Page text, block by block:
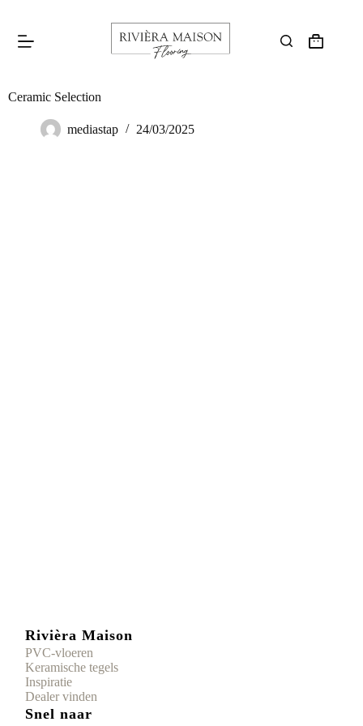
Ceramic Selection
mediastap 24/03/2025
Rivièra Maison
PVC-vloeren
Keramische tegels
Inspiratie
Dealer vinden
Snel naar